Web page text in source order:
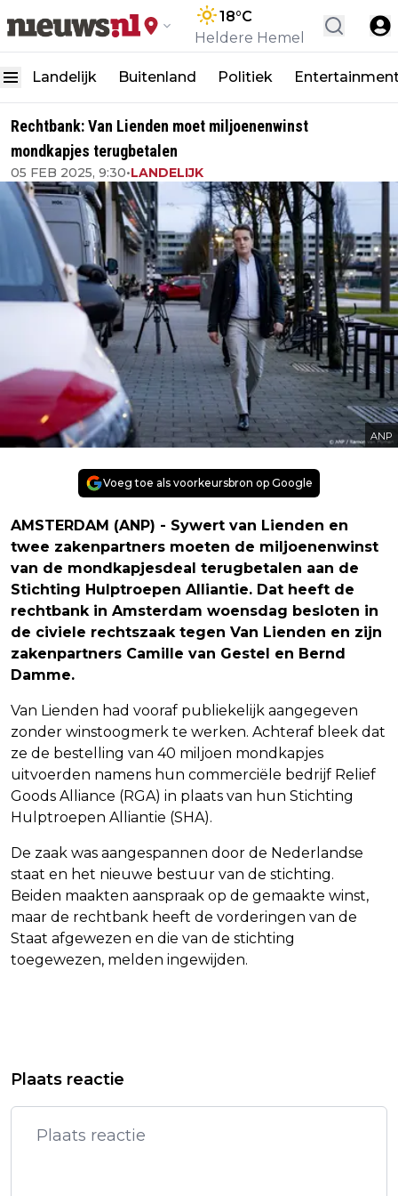
18°C
Heldere Hemel
Landelijk Buitenland Politiek
Rechtbank: Van Lienden moet miljoenenwinst
mondkapjes terugbetalen
05 FEB 2025, 9:30•LANDELIJK
ANP
Voeg toe als voorkeursbron op Google
AMSTERDAM (ANP) - Sywert van Lienden en
twee zakenpartners moeten de miljoenenwinst
van de mondkapjesdeal terugbetalen aan de
Stichting Hulptroepen Alliantie. Dat heeft de
rechtbank in Amsterdam woensdag besloten in
de civiele rechtszaak tegen Van Lienden en zijn
zakenpartners Camille van Gestel en Bernd
Damme.
Van Lienden had vooraf publiekelijk aangegeven
zonder winstoogmerk te werken. Achteraf bleek dat
ze de bestelling van 40 miljoen mondkapjes
uitvoerden namens hun commerciële bedrijf Relief
Goods Alliance (RGA) in plaats van hun Stichting
Hulptroepen Alliantie (SHA).
De zaak was aangespannen door de Nederlandse
staat en het nieuwe bestuur van de stichting.
Beiden maakten aanspraak op de gemaakte winst,
maar de rechtbank heeft de vorderingen van de
Staat afgewezen en die van de stichting
toegewezen, melden ingewijden.
DEPORTATIE PALESTIJNEN
VVEM 'VERBAASD' DOOR PLAN
POLITIEBOND OVER KOSTEN POLITIE-
INZET
Plaats reactie